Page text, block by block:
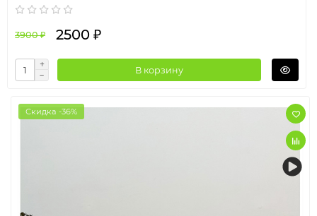
3900 ₽ 2500 ₽
В корзину
Скидка -36%